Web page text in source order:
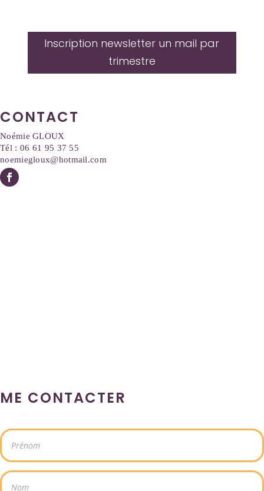
Inscription newsletter un mail par
trimestre
CONTACT
Noémie GLOUX
Tél : 06 61 95 37 55
noemiegloux@hotmail.com
ME CONTACTER